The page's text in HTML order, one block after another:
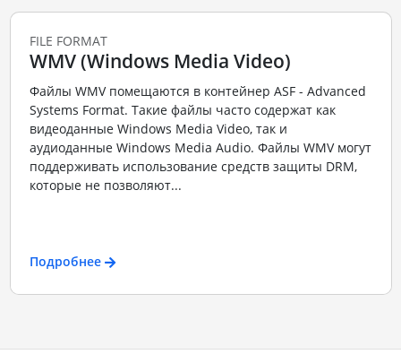
FILE FORMAT
WMV (Windows Media Video)
Файлы WMV помещаются в контейнер ASF - Advanced
Systems Format. Такие файлы часто содержат как
видеоданные Windows Media Video, так и
аудиоданные Windows Media Audio. Файлы WMV могут
поддерживать использование средств защиты DRM,
которые не позволяют...
Подробнее